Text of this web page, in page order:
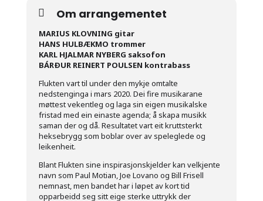
Om arrangementet
MARIUS KLOVNING gitar
HANS HULBÆKMO trommer
KARL HJALMAR NYBERG saksofon
BÁRÐUR REINERT POULSEN kontrabass
Flukten vart til under den mykje omtalte
nedstenginga i mars 2020. Dei fire musikarane
møttest vekentleg og laga sin eigen musikalske
fristad med ein einaste agenda; å skapa musikk
saman der og då. Resultatet vart eit kruttsterkt
heksebrygg som boblar over av speleglede og
leikenheit.
Blant Flukten sine inspirasjonskjelder kan velkjente
navn som Paul Motian, Joe Lovano og Bill Frisell
nemnast, men bandet har i løpet av kort tid
opparbeidd seg sitt eige sterke uttrykk der